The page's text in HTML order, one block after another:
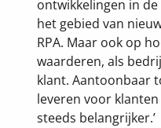
ontwikkelingen in
het gebied van
RPA. Maar ook op
waarderen, als
klant. Aantoonbaar
leveren voor
steeds belangrijker.’